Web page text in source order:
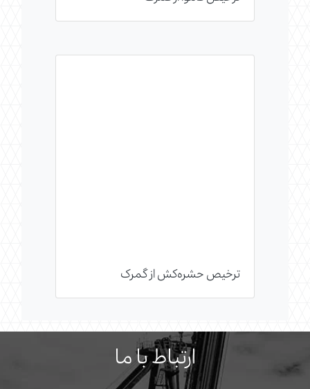
ترخیص حشره‌کش از گمرک
ارتباط با ما